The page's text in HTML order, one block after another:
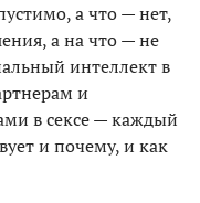
а что — нет,
а на что — не
интеллект в
и
в сексе — каждый
и почему, и как